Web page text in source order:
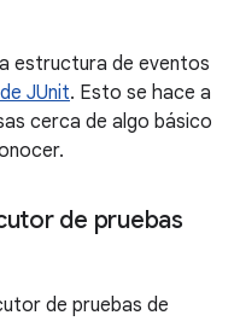
estructura de eventos
JUnit. Esto se hace a
cerca de algo básico
de pruebas
de pruebas de